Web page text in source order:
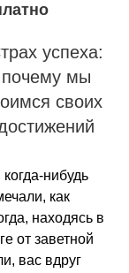
успеха:
почему мы
своих
нибудь
как
находясь в
от заветной
вас вдруг